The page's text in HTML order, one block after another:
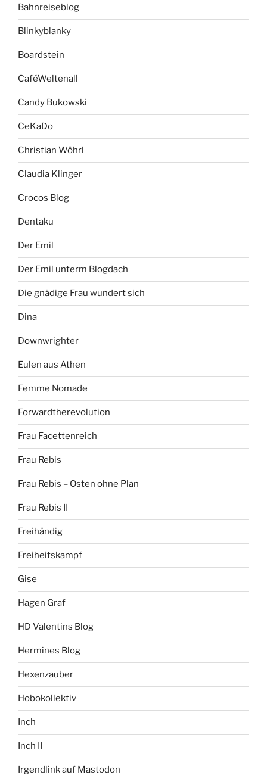
Bahnreiseblog
Blinkyblanky
Boardstein
CaféWeltenall
Candy Bukowski
CeKaDo
Christian Wöhrl
Claudia Klinger
Crocos Blog
Dentaku
Der Emil
Der Emil unterm Blogdach
Die gnädige Frau wundert sich
Dina
Downwrighter
Eulen aus Athen
Femme Nomade
Forwardtherevolution
Frau Facettenreich
Frau Rebis
Frau Rebis – Osten ohne Plan
Frau Rebis II
Freihändig
Freiheitskampf
Gise
Hagen Graf
HD Valentins Blog
Hermines Blog
Hexenzauber
Hobokollektiv
Inch
Inch II
Irgendlink auf Mastodon